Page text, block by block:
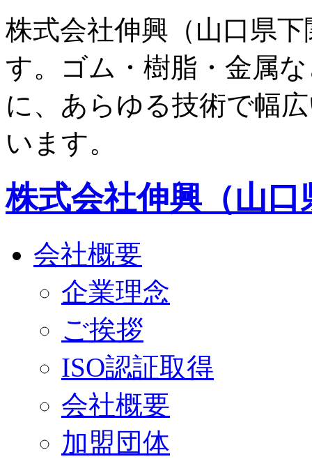
株式会社伸興（山口県
す。ゴム・樹脂・金属
に、あらゆる技術で幅
います。
株式会社伸興（山口
会社概要
企業理念
ご挨拶
ISO認証取得
会社概要
加盟団体